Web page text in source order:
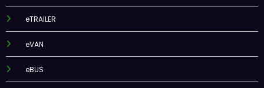
eTRAILER
eVAN
eBUS